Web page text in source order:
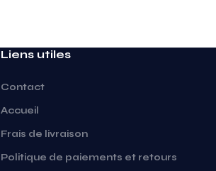
Liens utiles
Contact
Accueil
Frais de livraison
Politique de paiements et retours